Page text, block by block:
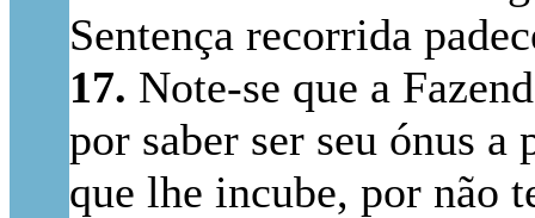
Sentença recorrida
17. Note-se que a
por saber ser seu ónus
que lhe incube, por não